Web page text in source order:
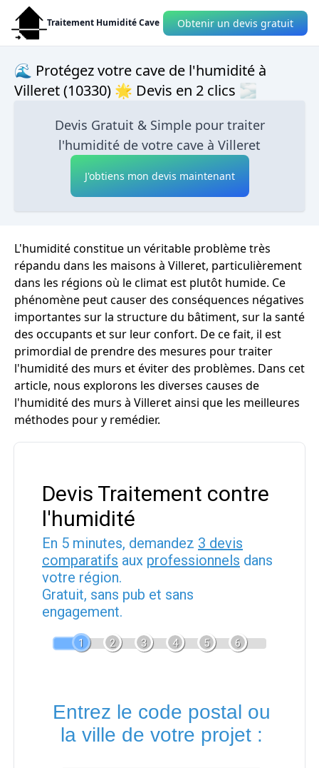
Traitement Humidité Cave Obtenir un devis gratuit
🌊 Protégez votre cave de l'humidité à
Villeret (10330) 🌟 Devis en 2 clics 🌫
Devis Gratuit & Simple pour traiter
l'humidité de votre cave à Villeret
J'obtiens mon devis maintenant
L'humidité constitue un véritable problème très
répandu dans les maisons à Villeret, particulièrement
dans les régions où le climat est plutôt humide. Ce
phénomène peut causer des conséquences négatives
importantes sur la structure du bâtiment, sur la santé
des occupants et sur leur confort. De ce fait, il est
primordial de prendre des mesures pour traiter
l'humidité des murs et éviter des problèmes. Dans cet
article, nous explorons les diverses causes de
l'humidité des murs à Villeret ainsi que les meilleures
méthodes pour y remédier.
Devis Traitement contre
l'humidité
En 5 minutes, demandez 3 devis
comparatifs aux professionnels dans
votre région.
Gratuit, sans pub et sans
engagement.
1 2 3 4 5 6
Entrez le code postal ou
la ville de votre projet :